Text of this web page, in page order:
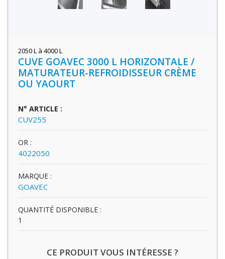
2050 L à 4000 L
CUVE GOAVEC 3000 L HORIZONTALE /
MATURATEUR-REFROIDISSEUR CRÈME
OU YAOURT
N° ARTICLE :
CUV255
OR :
4022050
MARQUE :
GOAVEC
QUANTITÉ DISPONIBLE :
1
CE PRODUIT VOUS INTÉRESSE ?